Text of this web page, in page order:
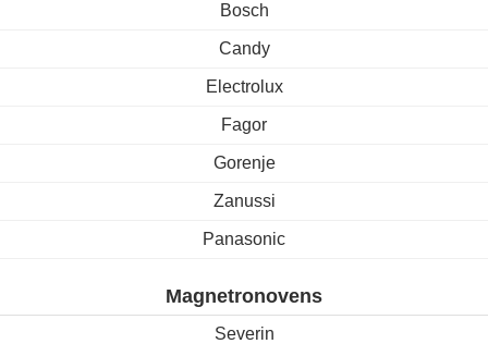
Bosch
Candy
Electrolux
Fagor
Gorenje
Zanussi
Panasonic
Magnetronovens
Severin